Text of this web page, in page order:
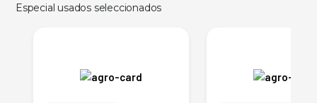
Especial usados seleccionados